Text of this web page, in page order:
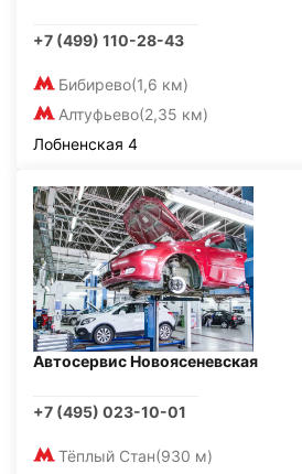
+7 (499) 110-28-43
Бибирево(1,6 км)
Алтуфьево(2,35 км)
Лобненская 4
Автосервис Новоясеневская
+7 (495) 023-10-01
Тёплый Стан(930 м)